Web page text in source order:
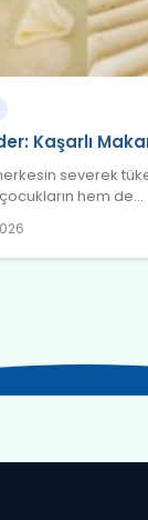
Kaşarlı
severek
hem de...